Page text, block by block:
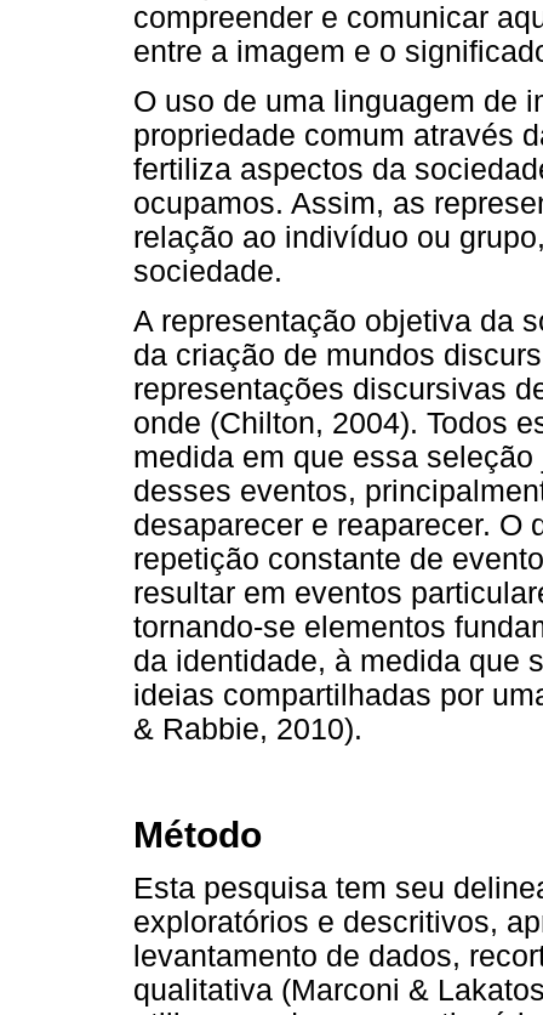
compreender e comunicar
entre a imagem e o
O uso de uma linguagem de
propriedade comum através
fertiliza aspectos da
ocupamos. Assim, as
relação ao indivíduo ou
sociedade.
A representação objetiva da
da criação de mundos
representações discursivas
onde (Chilton, 2004). Todos
medida em que essa
desses eventos,
desaparecer e reaparecer. O
repetição constante de
resultar em eventos
tornando-se elementos
da identidade, à medida que
ideias compartilhadas por
& Rabbie, 2010).
Método
Esta pesquisa tem seu
exploratórios e descritivos,
levantamento de dados,
qualitativa (Marconi &